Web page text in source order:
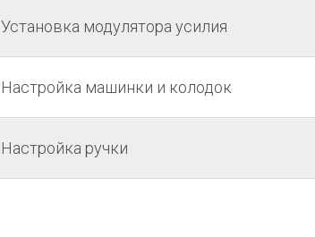
Установка модулятора усилия
Настройка машинки и колодок
Настройка ручки